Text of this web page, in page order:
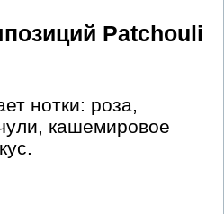
Patchouli
нотки: роза,
кашемировое